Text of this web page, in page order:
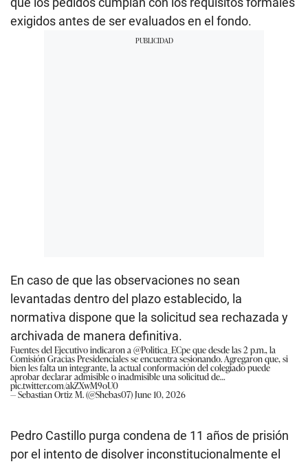
exigidos antes de ser evaluados en el fondo.
En caso de que las observaciones no sean
levantadas dentro del plazo establecido, la
normativa dispone que la solicitud sea rechazada y
archivada de manera definitiva.
Fuentes del Ejecutivo indicaron a @Politica_ECpeque desde las 2 p.m., la
Comisión Gracias Presidenciales se encuentra sesionando. Agregaron que, si
bien les falta un integrante, la actual conformación del colegiado puede
aprobar declarar admisible o inadmisible una solicitud de…
pic.twitter.com/akZXwM9oU0
— Sebastian Ortiz M. (@Shebas07)June 10, 2026
Pedro Castillo purga condena de 11 años de prisión
por el intento de disolver inconstitucionalmente el